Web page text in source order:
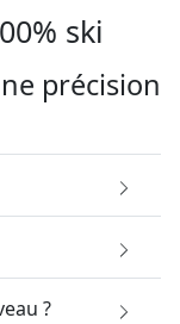
ski
précision
?